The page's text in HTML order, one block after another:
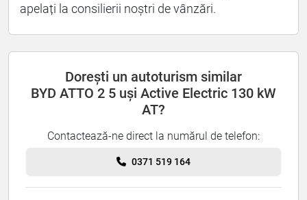
apelați la consilierii noștri de vânzări.
Dorești un autoturism similar
BYD ATTO 2 5 uși Active Electric 130 kW
AT?
Contactează-ne direct la numărul de telefon:
0371 519 164